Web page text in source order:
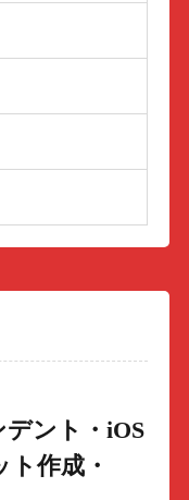
デント・iOS
作成・